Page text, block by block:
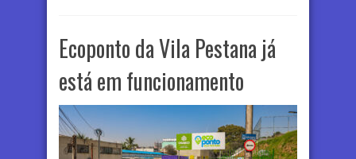
Ecoponto da Vila Pestana já
está em funcionamento